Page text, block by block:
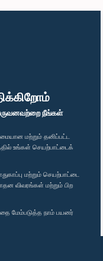
நீங்கள்
மற்றும் தனிப்பட்ட
உங்கள் செயற்பாட்டைக்
மற்றும் செயற்பாட்டை
விவரங்கள் மற்றும் பிற
மேம்படுத்த நாம் பயனர்